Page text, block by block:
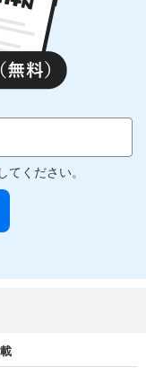
てください。